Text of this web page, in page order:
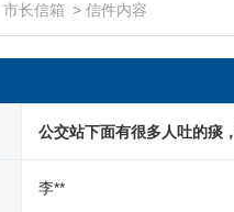
市长信箱 > 信件内容
公交站下面有很多人吐的痰
李**